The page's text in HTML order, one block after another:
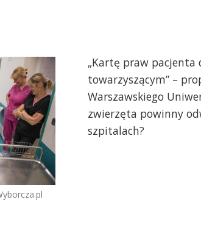
„Kartę praw
towarzyszącym” –
Warszawskiego
zwierzęta powinny
szpitalach?